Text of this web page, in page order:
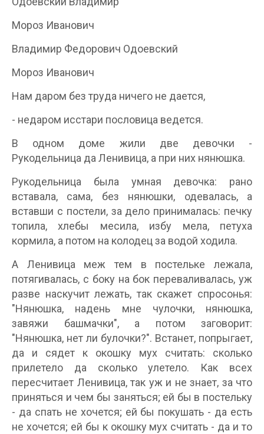
Мороз Иванович
Владимир Федорович Одоевский
Мороз Иванович
Нам даром без труда ничего не дается,
- недаром исстари пословица ведется.
В одном доме жили две девочки -
Рукодельница да Ленивица, а при них нянюшка.
Рукодельница была умная девочка: рано
вставала, сама, без нянюшки, одевалась, а
вставши с постели, за дело принималась: печку
топила, хлебы месила, избу мела, петуха
кормила, а потом на колодец за водой ходила.
А Ленивица меж тем в постельке лежала,
потягивалась, с боку на бок переваливалась, уж
разве наскучит лежать, так скажет спросонья:
"Нянюшка, надень мне чулочки, нянюшка,
завяжи башмачки", а потом заговорит:
"Нянюшка, нет ли булочки?". Встанет, попрыгает,
да и сядет к окошку мух считать: сколько
прилетело да сколько улетело. Как всех
пересчитает Ленивица, так уж и не знает, за что
приняться и чем бы заняться; ей бы в постельку
- да спать не хочется; ей бы покушать - да есть
не хочется; ей бы к окошку мух считать - да и то